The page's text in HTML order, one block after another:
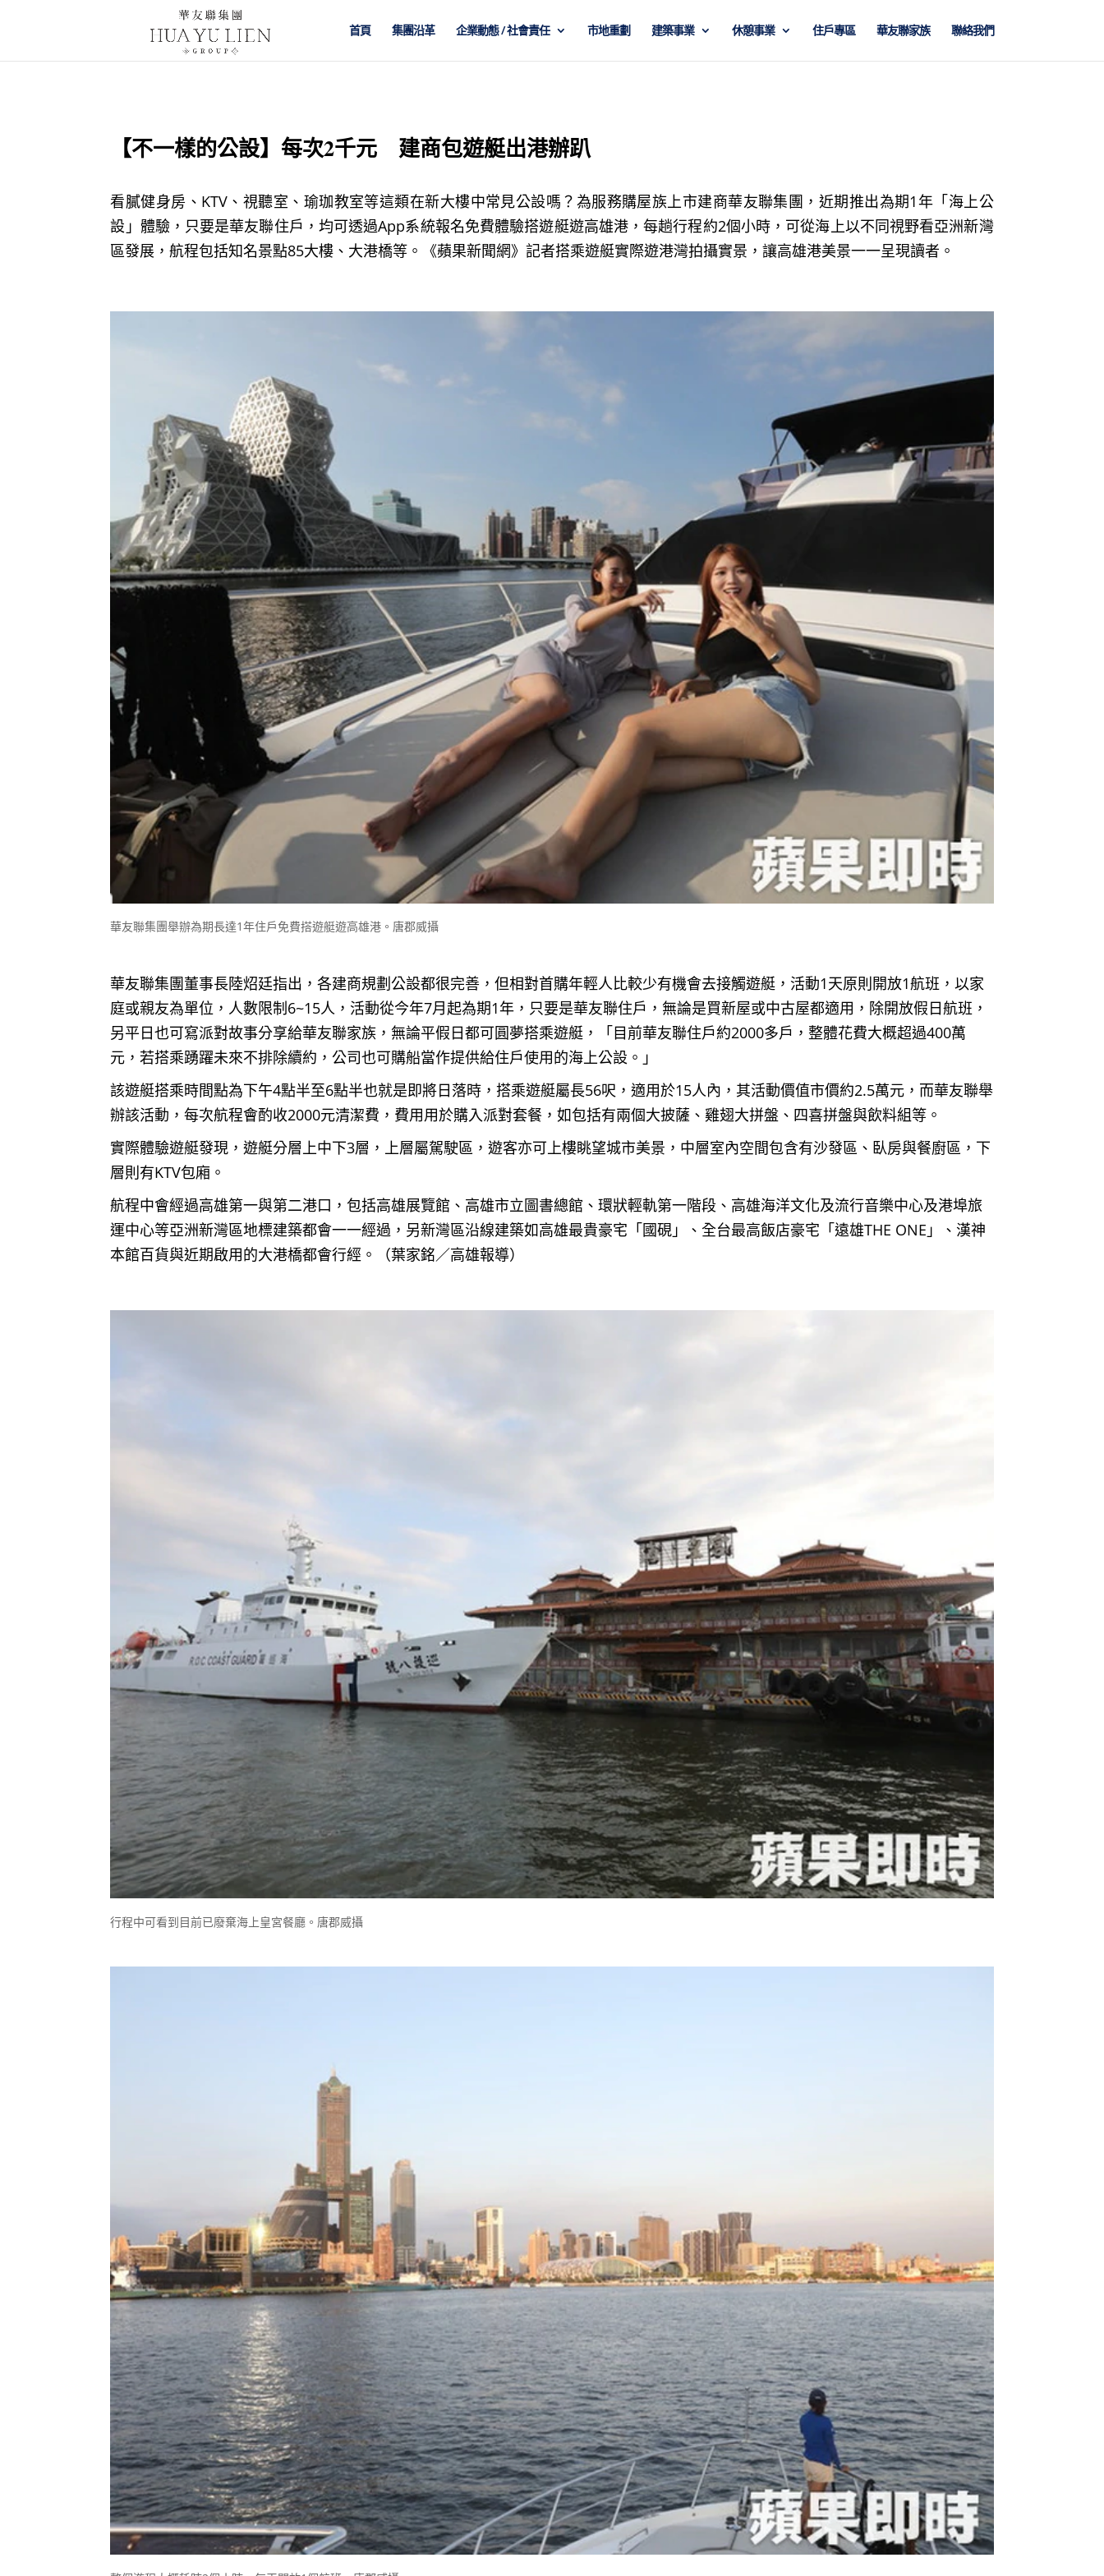
首頁 集團沿革 企業動態 / 社會責任 市地重劃 建築事業 休憩事業 住戶專區 華友聯家族 聯絡我們
【不一樣的公設】每次2千元 建商包遊艇出港辦趴
看膩健身房、KTV、視聽室、瑜珈教室等這類在新大樓中常見公設嗎？為服務購屋族上市建商華友聯集團，近期推出為期1年「海上公
設」體驗，只要是華友聯住戶，均可透過App系統報名免費體驗搭遊艇遊高雄港，每趟行程約2個小時，可從海上以不同視野看亞洲新灣
區發展，航程包括知名景點85大樓、大港橋等。《蘋果新聞網》記者搭乘遊艇實際遊港灣拍攝實景，讓高雄港美景一一呈現讀者。
華友聯集團舉辦為期長達1年住戶免費搭遊艇遊高雄港。唐郡威攝
華友聯集團董事長陸炤廷指出，各建商規劃公設都很完善，但相對首購年輕人比較少有機會去接觸遊艇，活動1天原則開放1航班，以家
庭或親友為單位，人數限制6~15人，活動從今年7月起為期1年，只要是華友聯住戶，無論是買新屋或中古屋都適用，除開放假日航班，
另平日也可寫派對故事分享給華友聯家族，無論平假日都可圓夢搭乘遊艇，「目前華友聯住戶約2000多戶，整體花費大概超過400萬
元，若搭乘踴躍未來不排除續約，公司也可購船當作提供給住戶使用的海上公設。」
該遊艇搭乘時間點為下午4點半至6點半也就是即將日落時，搭乘遊艇屬長56呎，適用於15人內，其活動價值市價約2.5萬元，而華友聯舉
辦該活動，每次航程會酌收2000元清潔費，費用用於購入派對套餐，如包括有兩個大披薩、雞翅大拼盤、四喜拼盤與飲料組等。
實際體驗遊艇發現，遊艇分層上中下3層，上層屬駕駛區，遊客亦可上樓眺望城市美景，中層室內空間包含有沙發區、臥房與餐廚區，下
層則有KTV包廂。
航程中會經過高雄第一與第二港口，包括高雄展覽館、高雄市立圖書總館、環狀輕軌第一階段、高雄海洋文化及流行音樂中心及港埠旅
運中心等亞洲新灣區地標建築都會一一經過，另新灣區沿線建築如高雄最貴豪宅「國硯」、全台最高飯店豪宅「遠雄THE ONE」、漢神
本館百貨與近期啟用的大港橋都會行經。（葉家銘／高雄報導）
行程中可看到目前已廢棄海上皇宮餐廳。唐郡威攝